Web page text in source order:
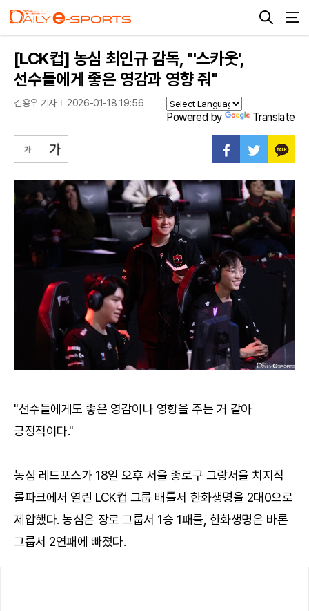
[LCK컵] 농심 최인규 감독, "'스카웃',
선수들에게 좋은 영감과 영향 줘"
김용우 기자 2026-01-18 19:56
Powered by Translate
"선수들에게도 좋은 영감이나 영향을 주는 거 같아
긍정적이다."
농심 레드포스가 18일 오후 서울 종로구 그랑서울 치지직
롤파크에서 열린 LCK컵 그룹 배틀서 한화생명을 2대0으로
제압했다. 농심은 장로 그룹서 1승 1패를, 한화생명은 바론
그룹서 2연패에 빠졌다.